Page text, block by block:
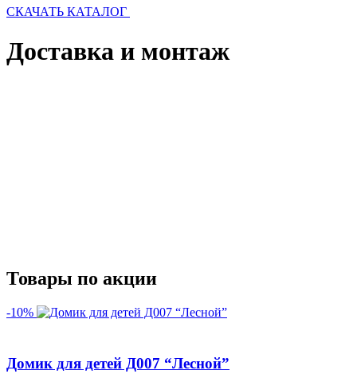
СКАЧАТЬ КАТАЛОГ
Доставка и монтаж
Товары по акции
-10%
Домик для детей Д007 “Лесной”